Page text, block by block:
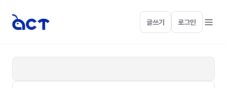
글쓰기 로그인